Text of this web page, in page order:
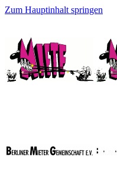
Zum Hauptinhalt springen